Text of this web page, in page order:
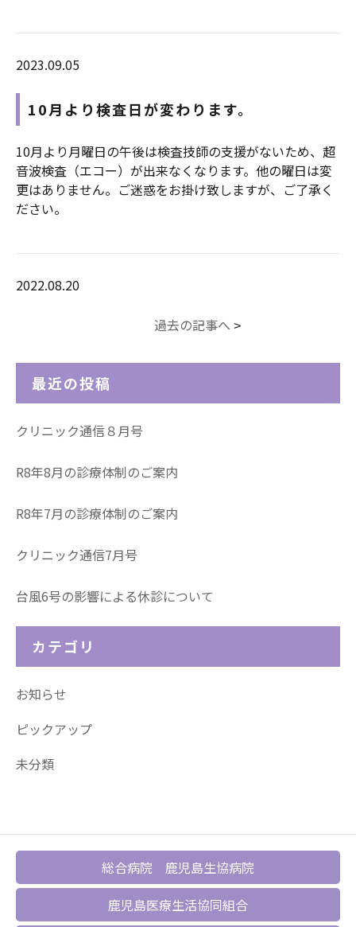
2023.09.05
10月より検査日が変わります。
10月より月曜日の午後は検査技師の支援がないため、超
音波検査（エコー）が出来なくなります。他の曜日は変
更はありません。ご迷惑をお掛け致しますが、ご了承く
ださい。
2022.08.20
過去の記事へ >
最近の投稿
クリニック通信８月号
R8年8月の診療体制のご案内
R8年7月の診療体制のご案内
クリニック通信7月号
台風6号の影響による休診について
カテゴリ
お知らせ
ピックアップ
未分類
総合病院 鹿児島生協病院
鹿児島医療生活協同組合